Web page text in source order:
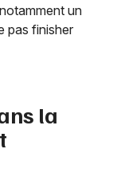
un
pas finisher
la